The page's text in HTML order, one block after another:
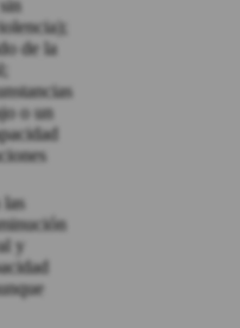
de la
o un
las
y